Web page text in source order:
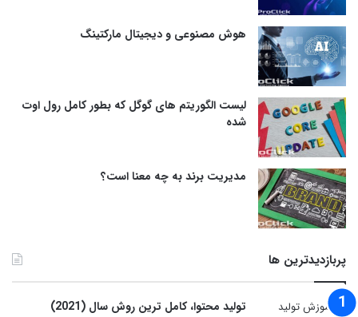
هوش مصنوعی و دیجیتال مارکتینگ
لیست الگوریتم های گوگل که بطور کامل رول اوت
شده
مدیریت برند به چه معنا است؟
پربازدیدترین ها
توليد محتوا، کامل ترین روش سال (2021)